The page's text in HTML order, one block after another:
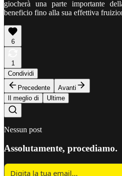
giocherà una parte importante
beneficio fino alla sua effettiva
6
1
Condividi
Precedente
Avanti
Il meglio di
Ultime
Nessun post
Assolutamente, procediamo.